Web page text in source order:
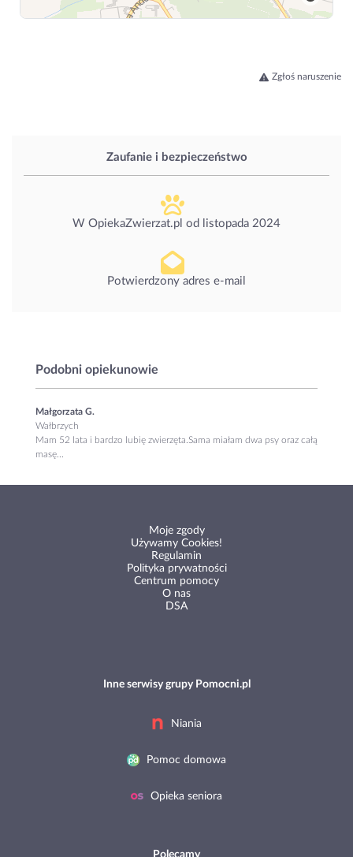
Zaufanie i bezpieczeństwo
W OpiekaZwierzat.pl od listopada 2024
Potwierdzony adres e-mail
Podobni opiekunowie
Małgorzata G.
Wałbrzych
Mam 52 lata i bardzo lubię zwierzęta.Sama miałam dwa psy oraz całą
masę...
Zgłoś naruszenie
Moje zgody
Używamy Cookies!
Regulamin
Polityka prywatności
Centrum pomocy
O nas
DSA
Inne serwisy grupy Pomocni.pl
Niania
Pomoc domowa
Opieka seniora
Polecamy